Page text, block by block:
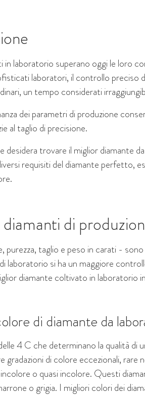
in laboratorio superano oggi le loro
laboratori, il controllo preciso
un tempo considerati
dei parametri di produzione
al taglio di precisione.
desidera trovare il miglior diamante
requisiti del diamante perfetto,
di
taglio e peso in carati -
laboratorio si ha un maggiore
diamante coltivato in laboratorio
di diamante da
4 C che determinano la qualità
gradazioni di colore eccezionali,
o quasi incolore. Questi
o grigia. I migliori colori dei